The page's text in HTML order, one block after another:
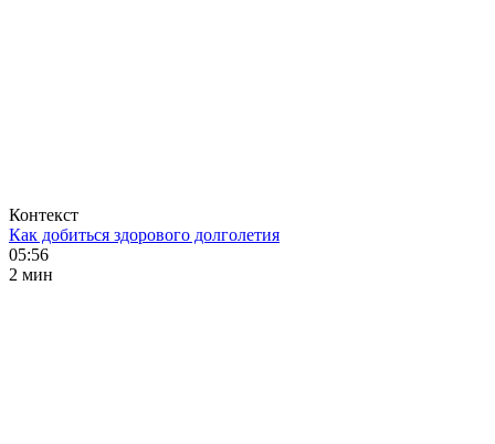
Контекст
Как добиться здорового долголетия
05:56
2 мин